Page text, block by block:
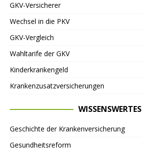
GKV-Versicherer
Wechsel in die PKV
GKV-Vergleich
Wahltarife der GKV
Kinderkrankengeld
Krankenzusatzversicherungen
WISSENSWERTES
Geschichte der Krankenversicherung
Gesundheitsreform